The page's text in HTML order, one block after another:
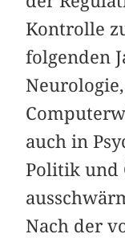
Kontrolle
folgenden
auch in
Politik und
Nach der